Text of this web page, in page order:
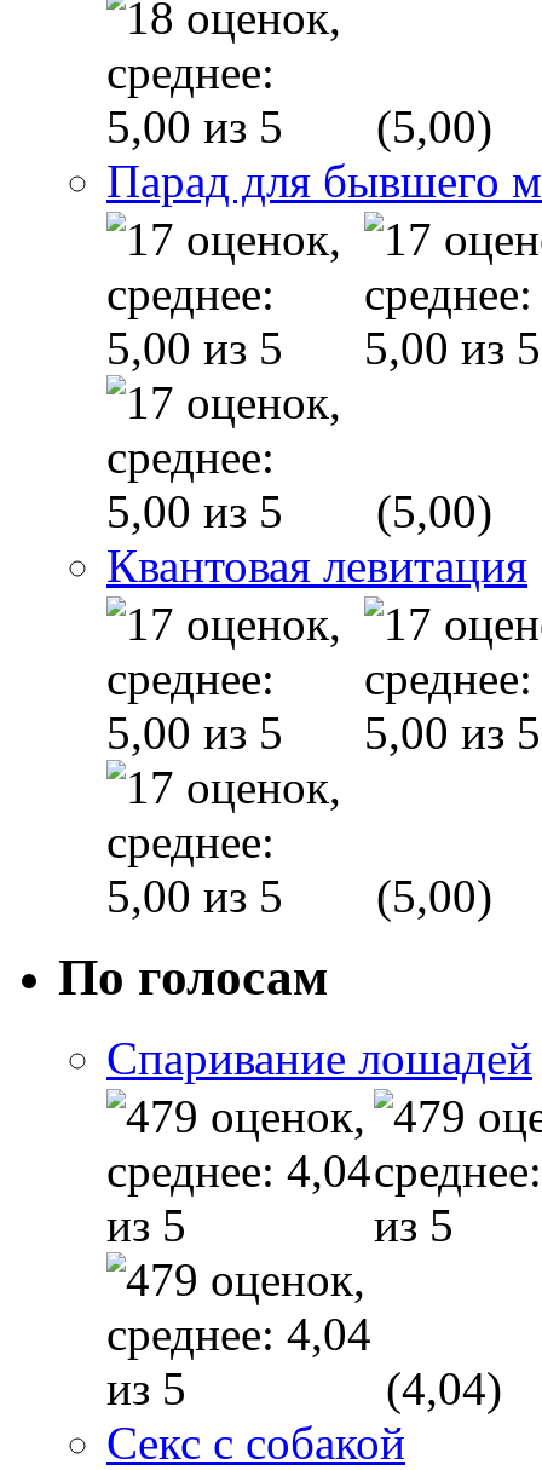
(5,00)
Парад для бывшего
(5,00)
Квантовая левитация
(5,00)
По голосам
Спаривание лошадей
(4,04)
Секс с собакой